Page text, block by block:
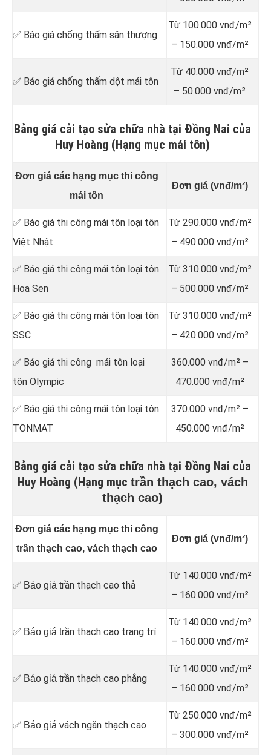
✅ Báo giá chống thấm sân thượng
Từ 100.000 vnđ/m²
– 150.000 vnđ/m²
✅ Báo giá chống thấm dột mái tôn
Từ 40.000 vnđ/m²
– 50.000 vnđ/m²
Bảng giá cải tạo sửa chữa nhà tại Đồng Nai của
Huy Hoàng (Hạng mục mái tôn)
Đơn giá các hạng mục thi công
mái tôn
Đơn giá (vnđ/m²)
✅ Báo giá thi công mái tôn loại tôn
Việt Nhật
Từ 290.000 vnđ/m²
– 490.000 vnđ/m²
✅ Báo giá thi công mái tôn loại tôn
Hoa Sen
Từ 310.000 vnđ/m²
– 500.000 vnđ/m²
✅ Báo giá thi công mái tôn loại tôn
SSC
Từ 310.000 vnđ/m²
– 420.000 vnđ/m²
✅ Báo giá thi công mái tôn loại
tôn Olympic
360.000 vnđ/m² –
470.000 vnđ/m²
✅ Báo giá thi công mái tôn loại tôn
TONMAT
370.000 vnđ/m² –
450.000 vnđ/m²
Bảng giá cải tạo sửa chữa nhà tại Đồng Nai của
Huy Hoàng (Hạng mục trần thạch cao, vách
thạch cao)
Đơn giá các hạng mục thi công
trần thạch cao, vách thạch cao
Đơn giá (vnđ/m²)
✅ Báo giá trần thạch cao thả
Từ 140.000 vnđ/m²
– 160.000 vnđ/m²
✅ Báo giá trần thạch cao trang trí
Từ 140.000 vnđ/m²
– 160.000 vnđ/m²
✅ Báo giá trần thạch cao phẳng
Từ 140.000 vnđ/m²
– 160.000 vnđ/m²
✅ Báo giá vách ngăn thạch cao
Từ 250.000 vnđ/m²
– 300.000 vnđ/m²